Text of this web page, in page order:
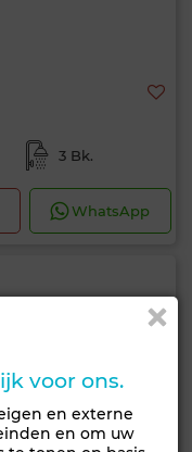
3 Bk.
WhatsApp
voor ons.
en externe
en om uw